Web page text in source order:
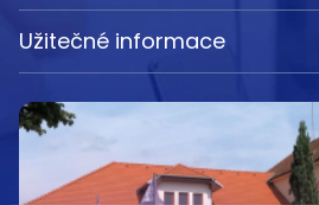
Užitečné informace